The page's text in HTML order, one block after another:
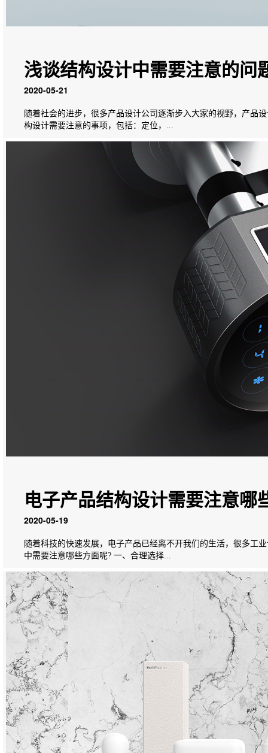
浅谈结构设计中需要注意的问
2020-05-21
随着社会的进步，很多产品设计公司逐渐步入大家的视野，产品
构设计需要注意的事项，包括：定位，...
电子产品结构设计需要注意哪
2020-05-19
随着科技的快速发展，电子产品已经离不开我们的生活，很多工
中需要注意哪些方面呢? 一、合理选择...